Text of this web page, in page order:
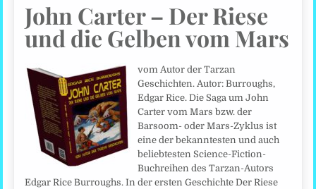
John Carter – Der Riese
und die Gelben vom Mars
vom Autor der Tarzan
Geschichten. Autor: Burroughs,
Edgar Rice. Die Saga um John
Carter vom Mars bzw. der
Barsoom- oder Mars-Zyklus ist
eine der bekanntesten und auch
beliebtesten Science-Fiction-
Buchreihen des Tarzan-Autors
Edgar Rice Burroughs. In der ersten Geschichte Der Riese